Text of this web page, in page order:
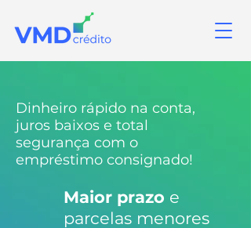
Dinheiro rápido na conta,
juros baixos e total
segurança com o
empréstimo consignado!
Maior prazo e
parcelas menores